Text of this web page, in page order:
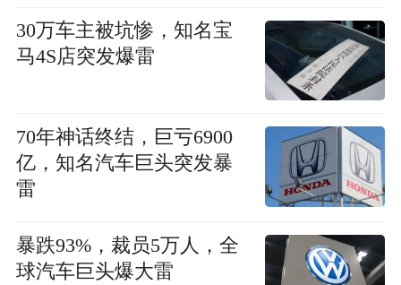
30万车主被坑惨，知名宝
马4S店突发爆雷
70年神话终结，巨亏6900
亿，知名汽车巨头突发暴
雷
暴跌93%，裁员5万人，全
球汽车巨头爆大雷